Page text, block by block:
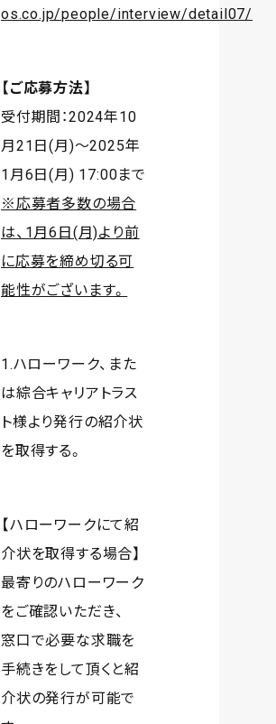
os.co.jp/people/interview/detail07/
【ご応募方法】
受付期間：2024年10
月21日(月)〜2025年
1月6日(月) 17:00まで
※応募者多数の場合
は、1月6日(月)より前
に応募を締め切る可
能性がございます。
1.ハローワーク、ま た
は綜合キャリアトラス
ト様より発行の紹介状
を取得する。
【ハローワークにて紹
介状を取得する場合】
最寄りのハローワーク
をご確認いただき、
窓口で必要な求職を
手続きをして頂くと紹
介状の発行が可能で